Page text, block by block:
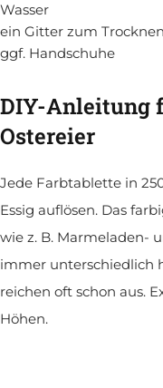
Wasser
ein Gitter zum
ggf. Handschuhe
DIY-Anleitung
Ostereier
Jede Farbtablette in
Essig auflösen. Das
wie z. B. Marmeladen-
immer unterschiedlich
reichen oft schon aus.
Höhen.